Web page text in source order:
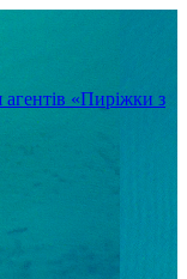
«Пиріжки з